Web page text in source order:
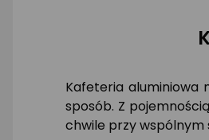
Kafeteria aluminiowa
sposób. Z
chwile przy wspólnym